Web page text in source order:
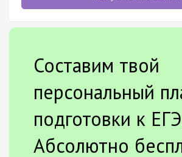
Составим твой
персональный
подготовки к
Абсолютно